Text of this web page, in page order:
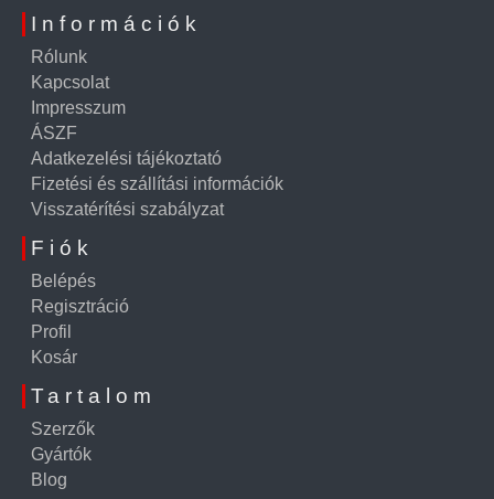
Információk
Rólunk
Kapcsolat
Impresszum
ÁSZF
Adatkezelési tájékoztató
Fizetési és szállítási információk
Visszatérítési szabályzat
Fiók
Belépés
Regisztráció
Profil
Kosár
Tartalom
Szerzők
Gyártók
Blog